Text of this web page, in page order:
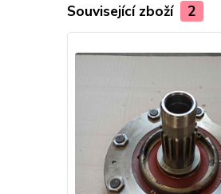
Související zboží 2